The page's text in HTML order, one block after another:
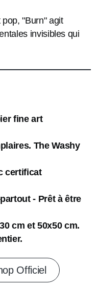
pop, "Burn" agit
invisibles qui
fine art
The Washy
certificat
- Prêt à être
cm et 50x50 cm.
Officiel